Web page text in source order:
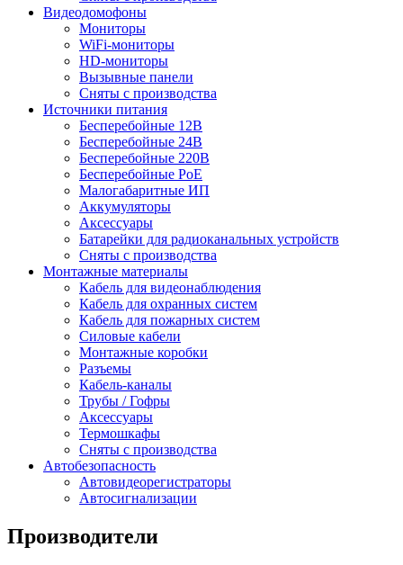
Видеодомофоны
Мониторы
WiFi-мониторы
HD-мониторы
Вызывные панели
Сняты с производства
Источники питания
Бесперебойные 12В
Бесперебойные 24В
Бесперебойные 220В
Бесперебойные PoE
Малогабаритные ИП
Аккумуляторы
Аксессуары
Батарейки для радиоканальных устройств
Сняты с производства
Монтажные материалы
Кабель для видеонаблюдения
Кабель для охранных систем
Кабель для пожарных систем
Силовые кабели
Монтажные коробки
Разъемы
Кабель-каналы
Трубы / Гофры
Аксессуары
Термошкафы
Сняты с производства
Автобезопасность
Автовидеорегистраторы
Автосигнализации
Производители